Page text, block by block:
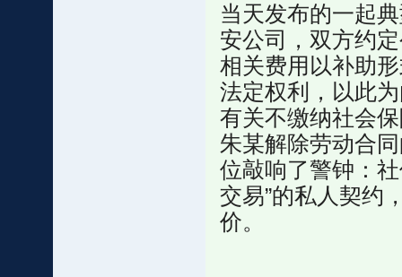
当天发布的一起
安公司，双方约
相关费用以补助
法定权利，以此
有关不缴纳社会
朱某解除劳动合
位敲响了警钟：
交易”的私人契约
价。